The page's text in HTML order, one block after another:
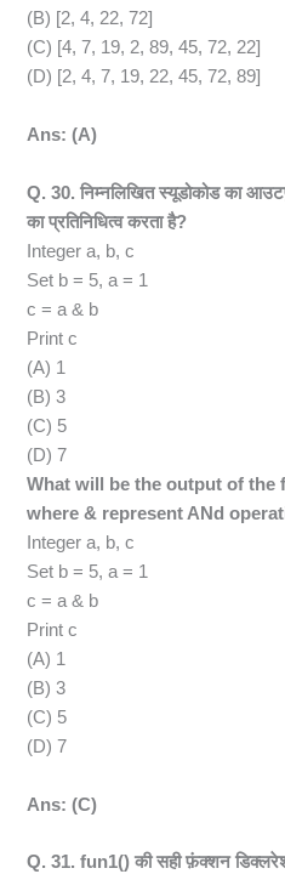
(B) [2, 4, 22, 72]
(C) [4, 7, 19, 2, 89, 45, 72, 22]
(D) [2, 4, 7, 19, 22, 45, 72, 89]
Ans: (A)
Q. 30. निम्नलिखित स्यूडोकोड का
का प्रतिनिधित्व करता है?
Integer a, b, c
Set b = 5, a = 1
c = a & b
Print c
(A) 1
(B) 3
(C) 5
(D) 7
What will be the output of the
where & represent ANd
Integer a, b, c
Set b = 5, a = 1
c = a & b
Print c
(A) 1
(B) 3
(C) 5
(D) 7
Ans: (C)
Q. 31. fun1() की सही फ़ंक्शन